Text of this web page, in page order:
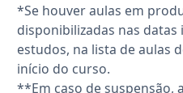
*Se houver aulas em
disponibilizadas nas
estudos, na lista de aulas
início do curso.
**Em caso de suspensão,